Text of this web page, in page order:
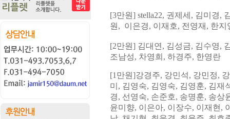
[3만원] stella22, 권제세 , 김미경,
원 , 이은경, 이재호, 전영재, 한지
[2만원] 김대연 , 김성금, 김수영,
조남성, 차영희 , 하경주, 한영란
[1 만원]강경주, 강민석, 강민정,
미, 김영숙, 김영숙, 김영훈, 김재
경, 선영숙, 손준호, 송명훈, 송상
윤미향, 이은아, 이장수, 이재현 ,